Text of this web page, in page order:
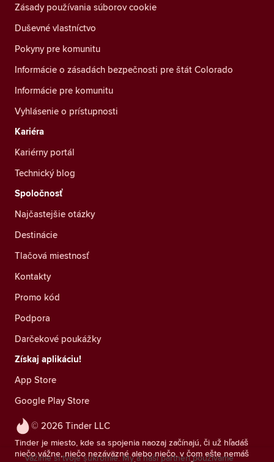
© 2026 Tinder LLC
Tinder je miesto, kde sa spojenia naozaj začínajú, či už hľadáš
niečo vážne, niečo nezáväzné alebo niečo, v čom ešte nemáš
Zásady používania súborov cookie
Duševné vlastníctvo
Pokyny pre komunitu
Informácie o zásadách bezpečnosti pre štát Colorado
Informácie pre komunitu
Vyhlásenie o prístupnosti
Kariéra
Kariérny portál
Technický blog
Spoločnosť
Najčastejšie otázky
Destinácie
Tlačová miestnosť
Kontakty
Promo kód
Podpora
Darčekové poukážky
Získaj aplikáciu!
App Store
Google Play Store
Vážime si tvoje súkromie. My a naši partneri používame